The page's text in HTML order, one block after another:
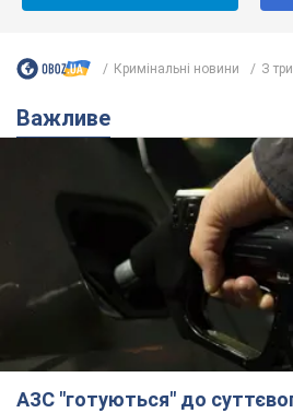
Кримінальні новини З
Важливе
АЗС "готуються" до